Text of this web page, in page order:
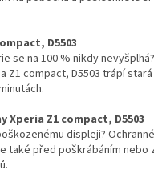
D5503
na 100 % nikdy
compact, D5503 trápí
Xperia Z1 compact, D5503
displeji?
také před poškrábáním